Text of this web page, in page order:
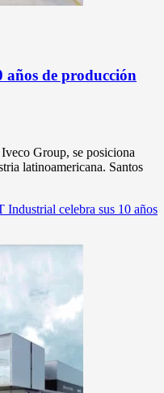
años de producción
Group, se posiciona
latinoamericana. Santos
Industrial celebra sus 10 años